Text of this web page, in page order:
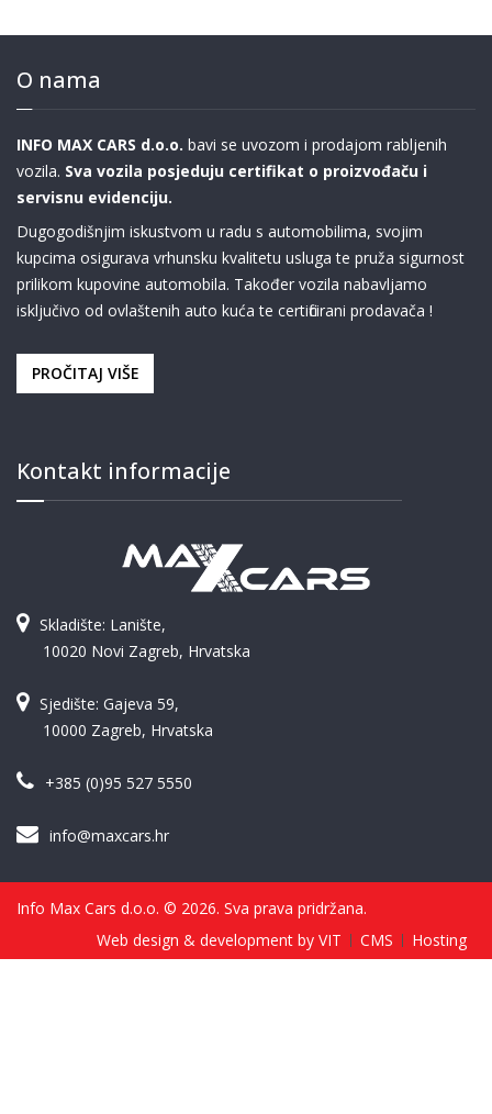
O nama
INFO MAX CARS d.o.o. bavi se uvozom i prodajom rabljenih
vozila. Sva vozila posjeduju certifikat o proizvođaču i
servisnu evidenciju.
Dugogodišnjim iskustvom u radu s automobilima, svojim
kupcima osigurava vrhunsku kvalitetu usluga te pruža sigurnost
prilikom kupovine automobila. Također vozila nabavljamo
isključivo od ovlaštenih auto kuća te certificirani prodavača !
PROČITAJ VIŠE
Kontakt informacije
Skladište: Lanište,
10020 Novi Zagreb, Hrvatska
Sjedište: Gajeva 59,
10000 Zagreb, Hrvatska
+385 (0)95 527 5550
info@maxcars.hr
Info Max Cars d.o.o. © 2026. Sva prava pridržana.
Web design & development by VIT
CMS Hosting